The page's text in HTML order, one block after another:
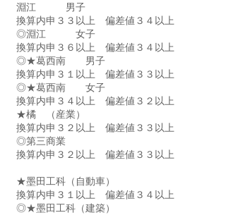
淵江　　　男子
換算内申３３以上　偏差値３４以上
◎淵江　　　女子
換算内申３６以上　偏差値３４以上
◎★葛西南　　男子
換算内申３１以上　偏差値３３以上
◎★葛西南　　女子
換算内申３４以上　偏差値３２以上
★橘　（産業）
換算内申３２以上　偏差値３３以上
◎第三商業
換算内申３２以上　偏差値３３以上
★墨田工科（自動車）
換算内申３１以上　偏差値３４以上
◎★墨田工科（建築）